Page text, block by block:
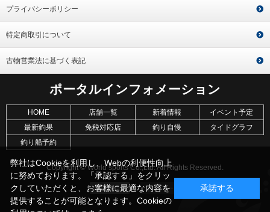
プライバシーポリシー
特定商取引について
古物営業法に基づく表記
ポータルインフォメーション
HOME 店舗一覧 新着情報
イベント予定
最新釣果
免税対応店 釣り自慢
タイドグラフ
釣り船予約
Copyright © World sports Co.,Ltd. All Rights Reserved.
弊社はCookieを利用し、Webの利便性向上
に努めております。「承認する」をクリッ
クしていただくと、お客様に最適な内容を
提供することが可能となります。Cookieの
承諾する